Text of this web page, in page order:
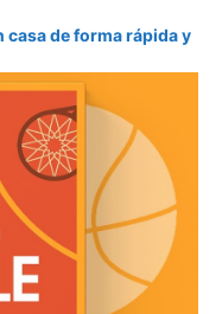
de forma rápida y